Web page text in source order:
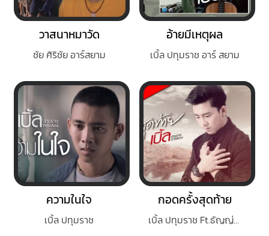
วาสนาหมาวัด
ชัย ศิริชัย อาร์สยาม
อ้ายมีเหตุผล
เบิ้ล ปทุมราช อาร์ สยาม
ความในใจ
เบิ้ล ปทุมราช
กอดครั้งสุดท้าย
เบิ้ล ปทุมราช Ft.ธัญญ่า อาร์ สยาม